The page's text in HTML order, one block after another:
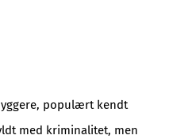
populært kendt
med kriminalitet, men